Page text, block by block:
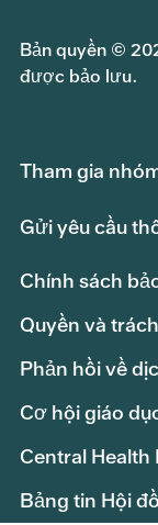
Bản quyền ©
được bảo lưu.
Tham gia
Gửi yêu cầu
Chính sách
Quyền và
Phản hồi về
Cơ hội giáo
Central Health
Bảng tin Hội